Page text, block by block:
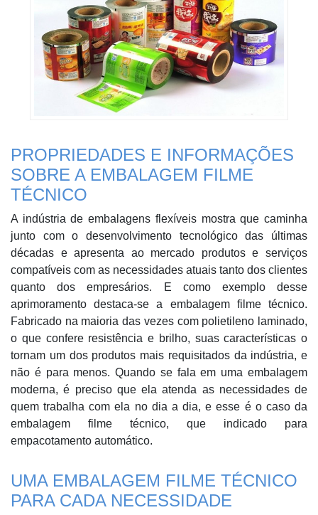
PROPRIEDADES E INFORMAÇÕES
SOBRE A EMBALAGEM FILME
TÉCNICO
A indústria de embalagens flexíveis mostra que caminha
junto com o desenvolvimento tecnológico das últimas
décadas e apresenta ao mercado produtos e serviços
compatíveis com as necessidades atuais tanto dos clientes
quanto dos empresários. E como exemplo desse
aprimoramento destaca-se a embalagem filme técnico.
Fabricado na maioria das vezes com polietileno laminado,
o que confere resistência e brilho, suas características o
tornam um dos produtos mais requisitados da indústria, e
não é para menos. Quando se fala em uma embalagem
moderna, é preciso que ela atenda as necessidades de
quem trabalha com ela no dia a dia, e esse é o caso da
embalagem filme técnico, que indicado para
empacotamento automático.
UMA EMBALAGEM FILME TÉCNICO
PARA CADA NECESSIDADE